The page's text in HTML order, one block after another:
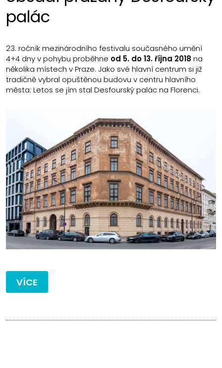
palác
23. ročník mezinárodního festivalu současného umění
4+4 dny v pohybu proběhne od 5. do 13. října 2018 na
několika místech v Praze. Jako své hlavní centrum si již
tradičně vybral opuštěnou budovu v centru hlavního
města: Letos se jím stal Desfourský palác na Florenci.
VÍCE